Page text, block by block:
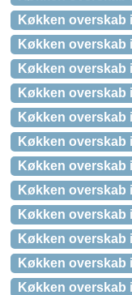
Køkken overskab
Køkken overskab
Køkken overskab
Køkken overskab
Køkken overskab
Køkken overskab
Køkken overskab
Køkken overskab
Køkken overskab
Køkken overskab
Køkken overskab
Køkken overskab